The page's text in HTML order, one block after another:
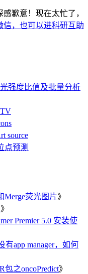
歉意！现在太忙了，
信，也可以进科研互助
强度比值及批量分析
source
点预测
Merge荧光图片》
》
Premier 5.0 安装使
有app manager，如何
包之oncoPredict》